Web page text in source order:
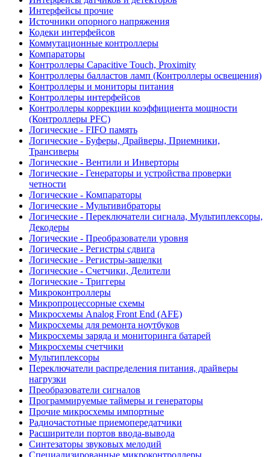
Интерфейсы прочие
Источники опорного напряжения
Кодеки интерфейсов
Коммутационные контроллеры
Компараторы
Контроллеры Capacitive Touch, Proximity
Контроллеры балластов ламп (Контроллеры освещения)
Контроллеры и мониторы питания
Контроллеры интерфейсов
Контроллеры коррекции коэффициента мощности
(Контроллеры PFC)
Логические - FIFO память
Логические - Буферы, Драйверы, Приемники,
Трансиверы
Логические - Вентили и Инверторы
Логические - Генераторы и устройства проверки
четности
Логические - Компараторы
Логические - Мультивибраторы
Логические - Переключатели сигнала, Мультиплексоры,
Декодеры
Логические - Преобразователи уровня
Логические - Регистры сдвига
Логические - Регистры-защелки
Логические - Счетчики, Делители
Логические - Триггеры
Микроконтроллеры
Микропроцессорные схемы
Микросхемы Analog Front End (AFE)
Микросхемы для ремонта ноутбуков
Микросхемы заряда и мониторинга батарей
Микросхемы счетчики
Мультиплексоры
Переключатели распределения питания, драйверы
нагрузки
Преобразователи сигналов
Программируемые таймеры и генераторы
Прочие микросхемы импортные
Радиочастотные приемопередатчики
Расширители портов ввода-вывода
Синтезаторы звуковых мелодий
Специализированные микроконтроллеры